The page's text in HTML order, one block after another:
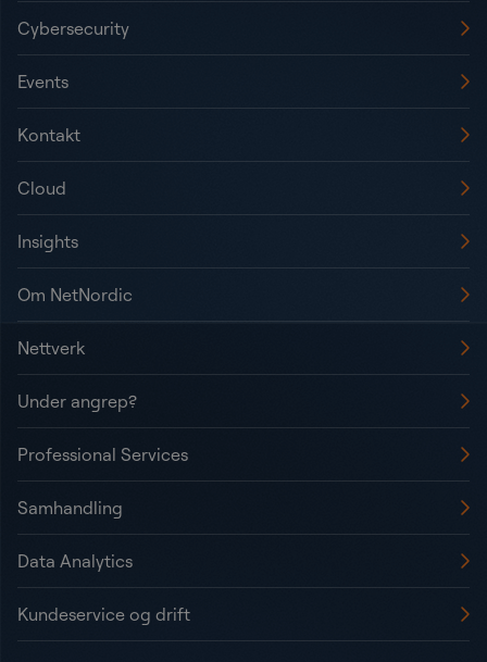
Cybersecurity
Events
Kontakt
Cloud
Insights
Om NetNordic
Nettverk
Under angrep?
Professional Services
Samhandling
Data Analytics
Kundeservice og drift